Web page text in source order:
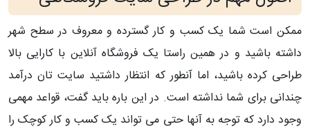
ممکن است شما یک کسب و کار گسترده و معروف در سطح شهر
داشته باشید و در همین راستا یک فروشگاه آنلاین با کارایی بالا
طراحی کرده باشید، اما آنطور که انتظار داشتید سایت تان درآمد
چندانی برای شما نداشته است. در این باره باید گفت، قواعد مهمی
وجود دارد که توجه به آنها حتی می تواند یک کسب و کار کوچک را